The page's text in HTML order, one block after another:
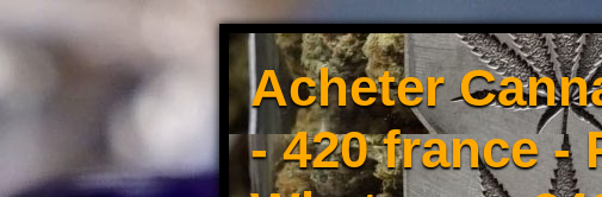
Acheter
- 420 france -